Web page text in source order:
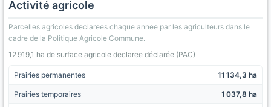
Activité agricole
Parcelles agricoles declarees chaque annee par les agriculteurs dans le
cadre de la Politique Agricole Commune.
12 919,1 ha de surface agricole declaree déclarée (PAC)
Prairies permanentes 11 134,3 ha
Prairies temporaires 1 037,8 ha